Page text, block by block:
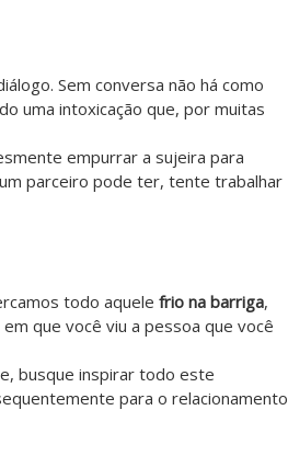
Sem conversa não há como
uma intoxicação que, por muitas
empurrar a sujeira para
parceiro pode ter, tente trabalhar
todo aquele frio na barriga,
que você viu a pessoa que você
busque inspirar todo este
para o relacionamento